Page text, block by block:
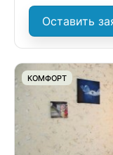
Оставить
КОМФОРТ